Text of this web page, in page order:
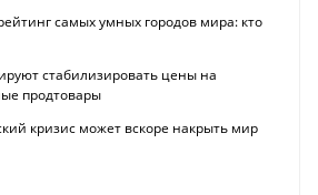
самых умных городов мира: кто
стабилизировать цены на
продтовары
кризис может вскоре накрыть мир